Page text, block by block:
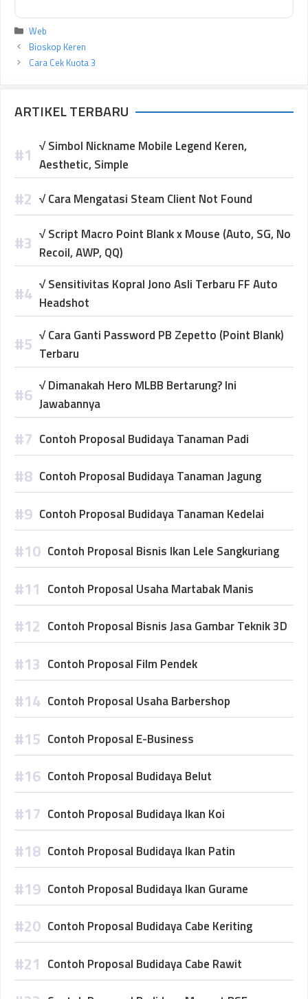
Kategori
Web
Bioskop Keren
Cara Cek Kuota 3
ARTIKEL TERBARU
√ Simbol Nickname Mobile Legend Keren,
Aesthetic, Simple
√ Cara Mengatasi Steam Client Not Found
√ Script Macro Point Blank x Mouse (Auto, SG, No
Recoil, AWP, QQ)
√ Sensitivitas Kopral Jono Asli Terbaru FF Auto
Headshot
√ Cara Ganti Password PB Zepetto (Point Blank)
Terbaru
√ Dimanakah Hero MLBB Bertarung? Ini
Jawabannya
Contoh Proposal Budidaya Tanaman Padi
Contoh Proposal Budidaya Tanaman Jagung
Contoh Proposal Budidaya Tanaman Kedelai
Contoh Proposal Bisnis Ikan Lele Sangkuriang
Contoh Proposal Usaha Martabak Manis
Contoh Proposal Bisnis Jasa Gambar Teknik 3D
Contoh Proposal Film Pendek
Contoh Proposal Usaha Barbershop
Contoh Proposal E-Business
Contoh Proposal Budidaya Belut
Contoh Proposal Budidaya Ikan Koi
Contoh Proposal Budidaya Ikan Patin
Contoh Proposal Budidaya Ikan Gurame
Contoh Proposal Budidaya Cabe Keriting
Contoh Proposal Budidaya Cabe Rawit